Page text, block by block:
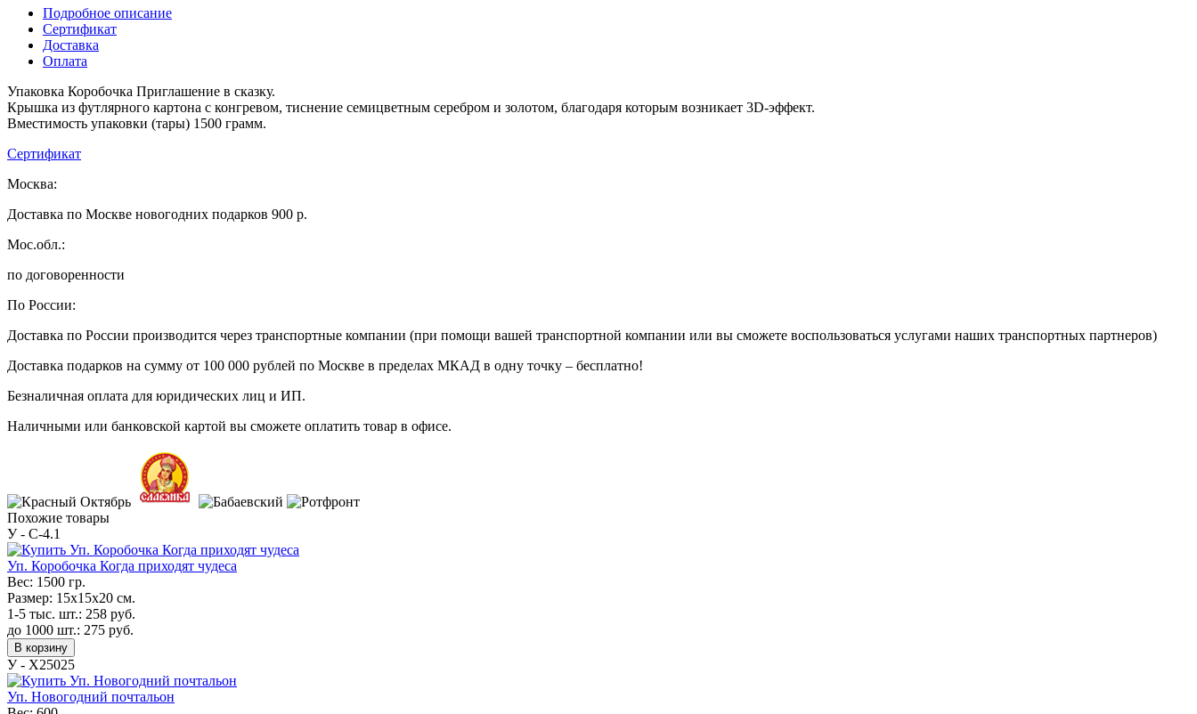
Подробное описание
Сертификат
Доставка
Оплата
Упаковка Коробочка Приглашение в сказку.
Крышка из футлярного картона с конгревом, тиснение семицветным серебром и золотом, благодаря которым возникает 3D-эффект.
Вместимость упаковки (тары) 1500 грамм.
Сертификат
Москва:
Доставка по Москве новогодних подарков 900 р.
Мос.обл.:
по договоренности
По России:
Доставка по России производится через транспортные компании (при помощи вашей транспортной компании или вы сможете воспользоваться услугами наших транспортных партнеров)
Доставка подарков на сумму от 100 000 рублей по Москве в пределах МКАД в одну точку – бесплатно!
Безналичная оплата для юридических лиц и ИП.
Наличными или банковской картой вы сможете оплатить товар в офисе.
Похожие товары
У - C-4.1
Уп. Коробочка Когда приходят чудеса
Вес: 1500 гр.
Размер: 15х15х20 см.
1-5 тыс. шт.: 258 руб.
до 1000 шт.: 275 руб.
В корзину
У - Х25025
Уп. Новогодний почтальон